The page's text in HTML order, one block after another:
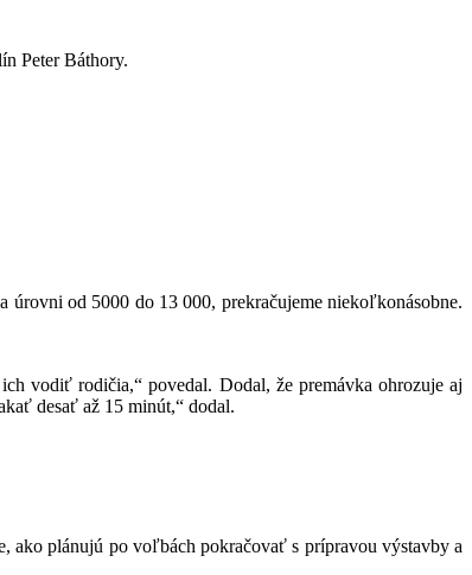
Peter Báthory.
úrovni od 5000 do 13 000, prekračujeme niekoľkonásobne.
vodiť rodičia,“ povedal. Dodal, že premávka ohrozuje aj
desať až 15 minút,“ dodal.
ako plánujú po voľbách pokračovať s prípravou výstavby a